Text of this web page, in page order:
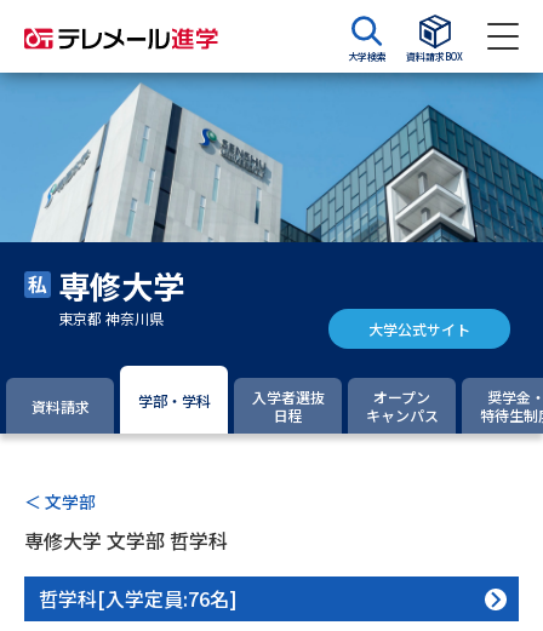
大学検索 資料請求BOX
資料請求 資料検索
大学・短大の資料種類から請求
大学パンフ
大学入学共通テスト利用選抜の
過去問題集
専門学校の資料請求
留学・進学関連、塾・予備校
大学入学共通テスト「受験案
内」の請求
専修大学
東京都 神奈川県 大学公式サイト
資料請求 学部・学科
入学者選抜
日程
オープン
キャンパス
奨学金
特待生制
＜ 文学部
専修大学 文学部 哲学科
哲学科[入学定員:76名]